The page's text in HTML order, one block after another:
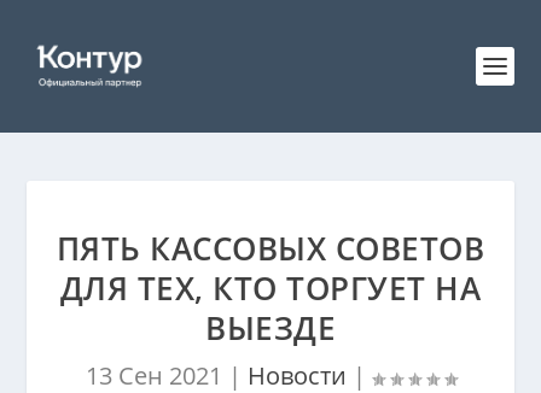
ПЯТЬ КАССОВЫХ СОВЕТОВ
ДЛЯ ТЕХ, КТО ТОРГУЕТ НА
ВЫЕЗДЕ
13 Сен 2021 | Новости |